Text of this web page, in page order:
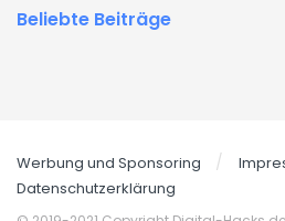
Beliebte Beiträge
Werbung und Sponsoring
Datenschutzerklärung